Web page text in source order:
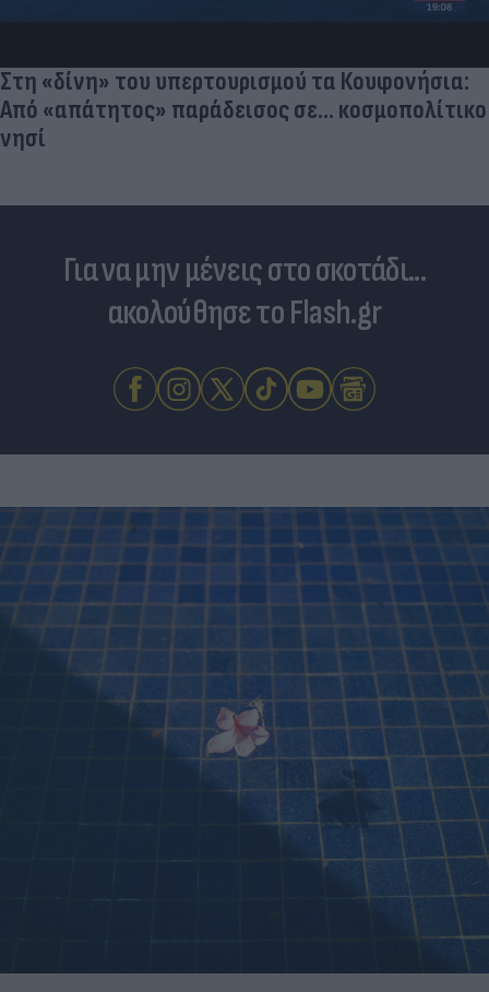
Στη «δίνη» του υπερτουρισμού τα Κουφονήσια:
Από «απάτητος» παράδεισος σε... κοσμοπολίτικο
νησί
Για να μην μένεις στο σκοτάδι...
ακολούθησε το Flash.gr